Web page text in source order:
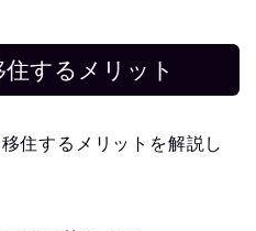
するメリット
住するメリットを解説し